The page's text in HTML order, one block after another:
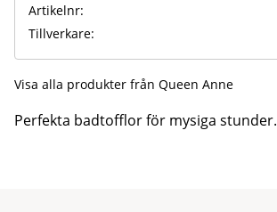
Artikelnr
Tillverkare
Visa alla produkter från Queen Anne
Perfekta badtofflor för mysiga stunder.